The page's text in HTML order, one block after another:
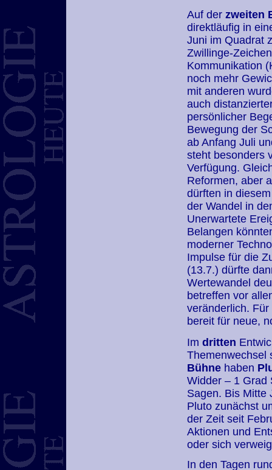
Auf der zweiten
direktläufig in
Juni im Quadrat
Zwillinge-
Kommunikation
noch mehr
mit anderen
auch
persönlicher
Bewegung der
ab Anfang Juli
steht besonders
Verfügung.
Reformen, aber
dürften in
der Wandel in
Unerwartete
Belangen
moderner
Impulse für die
(13.7.) dürfte
Wertewandel
betreffen vor
veränderlich.
bereit für neue,
Im dritten
Themenwechsel
Bühne haben
Widder – 1
Sagen. Bis Mitte
Pluto zunächst
der Zeit seit
Aktionen und
oder sich
In den Tagen